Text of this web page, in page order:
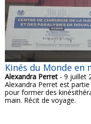
Kinés du Monde en
Alexandra Perret - 9 juillet
Alexandra Perret est
pour former des
main. Récit de voyage.